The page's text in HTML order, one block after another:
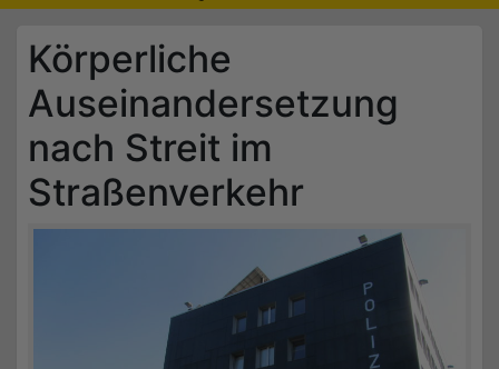
Körperliche
Auseinandersetzung
nach Streit im
Straßenverkehr